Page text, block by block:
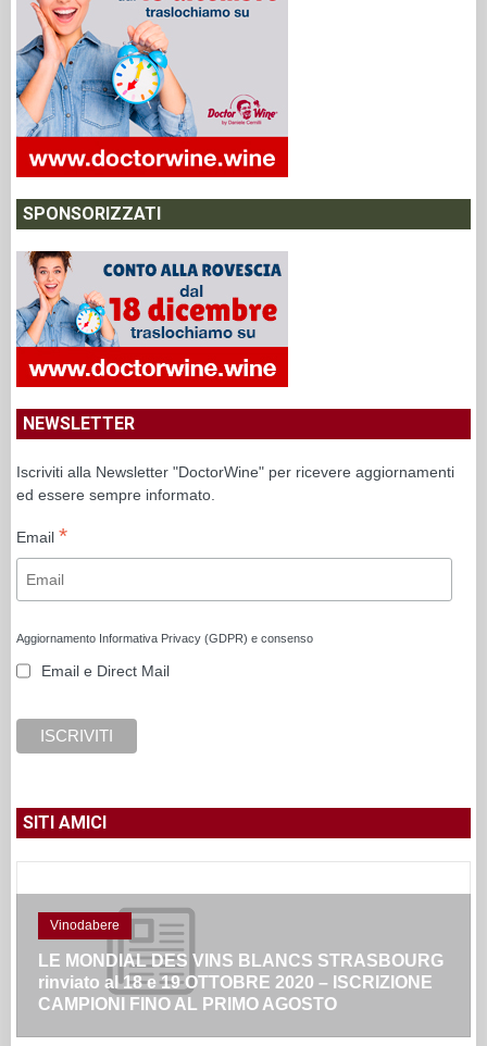
SPONSORIZZATI
NEWSLETTER
Iscriviti alla Newsletter "DoctorWine" per ricevere aggiornamenti
ed essere sempre informato.
Email *
Aggiornamento Informativa Privacy (GDPR) e consenso
Email e Direct Mail
SITI AMICI
Vinodabere
LE MONDIAL DES VINS BLANCS STRASBOURG
rinviato al 18 e 19 OTTOBRE 2020 – ISCRIZIONE
CAMPIONI FINO AL PRIMO AGOSTO